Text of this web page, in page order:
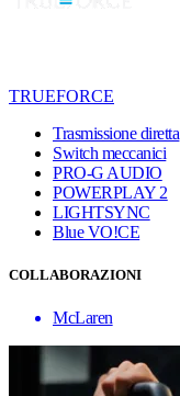
TRUEFORCE
Trasmissione diretta
Switch meccanici
PRO-G AUDIO
POWERPLAY 2
LIGHTSYNC
Blue VO!CE
COLLABORAZIONI
McLaren